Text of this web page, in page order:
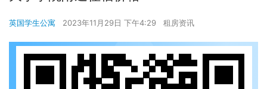
英国学生公寓 2023年11月29日 下午4:29 租房资讯